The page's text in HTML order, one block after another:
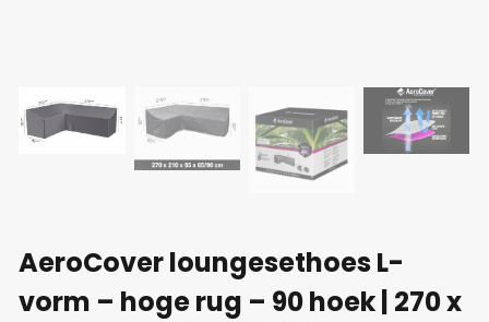
AeroCover loungesethoes L-
vorm – hoge rug – 90 hoek | 270 x